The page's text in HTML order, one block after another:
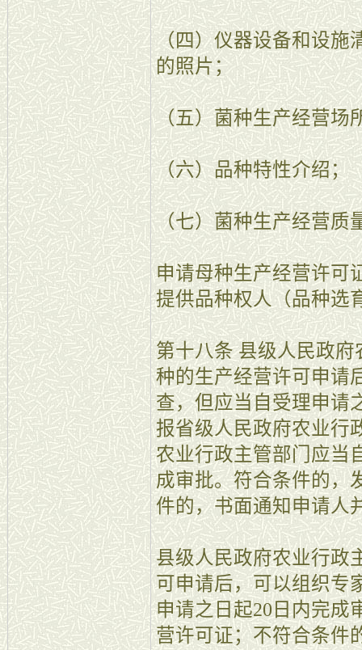
（四）仪器设备和设施
的照片；
（五）菌种生产经营场
（六）品种特性介绍；
（七）菌种生产经营质
申请母种生产经营许可
提供品种权人（品种选
第十八条 县级人民政
种的生产经营许可申请
查，但应当自受理申请
报省级人民政府农业行
农业行政主管部门应当
成审批。符合条件的，
件的，书面通知申请人
县级人民政府农业行政
可申请后，可以组织专
申请之日起20日内完成
营许可证；不符合条件